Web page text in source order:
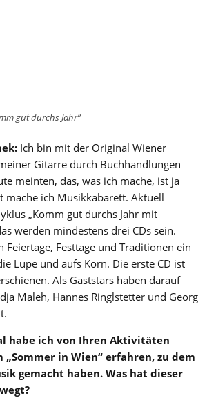
gut durchs Jahr”
Ich bin mit der Original Wiener
Gitarre durch Buchhandlungen
meinten, das, was ich mache, ist ja
mache ich Musikkabarett. Aktuell
„Komm gut durchs Jahr mit
werden mindestens drei CDs sein.
Feiertage, Festtage und Traditionen ein
Lupe und aufs Korn. Die erste CD ist
Als Gaststars haben darauf
Maleh, Hannes Ringlstetter und Georg
habe ich von Ihren Aktivitäten
„Sommer in Wien“ erfahren, zu dem
gemacht haben. Was hat dieser